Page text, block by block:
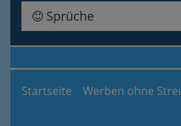
Sprüche
Startseite Werben ohne